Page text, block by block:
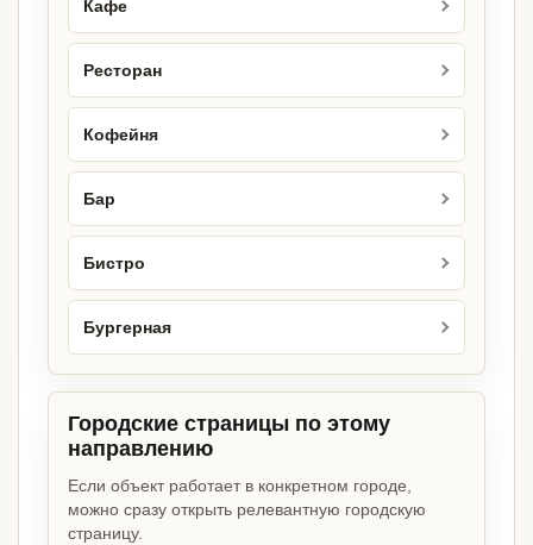
Кафе
Ресторан
Кофейня
Бар
Бистро
Бургерная
Городские страницы по этому
направлению
Если объект работает в конкретном городе,
можно сразу открыть релевантную городскую
страницу.